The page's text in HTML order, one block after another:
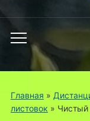
Переключить
мобильное
меню
Главная »
листовок » Чистый